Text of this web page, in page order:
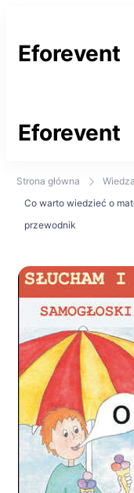
Eforevent
Eforevent
Najświeższe
Strona główna
Wiedza
Co warto wiedzieć o
przewodnik